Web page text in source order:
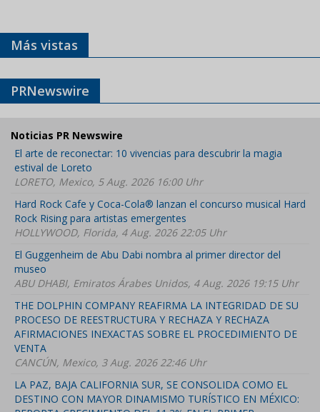
Más vistas
PRNewswire
Noticias PR Newswire
El arte de reconectar: 10 vivencias para descubrir la magia
estival de Loreto
LORETO, Mexico, 5 Aug. 2026 16:00 Uhr
Hard Rock Cafe y Coca-Cola® lanzan el concurso musical Hard
Rock Rising para artistas emergentes
HOLLYWOOD, Florida, 4 Aug. 2026 22:05 Uhr
El Guggenheim de Abu Dabi nombra al primer director del
museo
ABU DHABI, Emiratos Árabes Unidos, 4 Aug. 2026 19:15 Uhr
THE DOLPHIN COMPANY REAFIRMA LA INTEGRIDAD DE SU
PROCESO DE REESTRUCTURA Y RECHAZA Y RECHAZA
AFIRMACIONES INEXACTAS SOBRE EL PROCEDIMIENTO DE
VENTA
CANCÚN, Mexico, 3 Aug. 2026 22:46 Uhr
LA PAZ, BAJA CALIFORNIA SUR, SE CONSOLIDA COMO EL
DESTINO CON MAYOR DINAMISMO TURÍSTICO EN MÉXICO: